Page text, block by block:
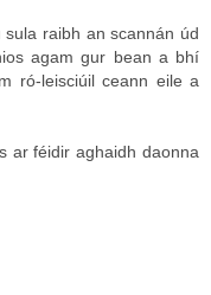
raibh an scannán úd
agam gur bean a bhí
ró-leisciúil ceann eile a
ar féidir aghaidh daonna